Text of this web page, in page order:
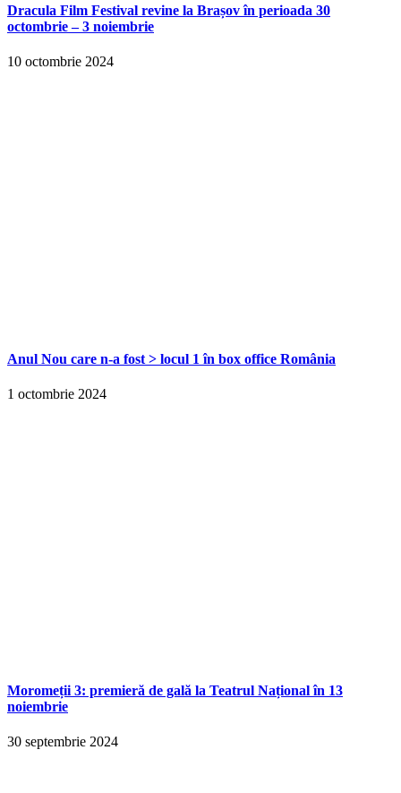
Dracula Film Festival revine la Brașov în perioada 30
octombrie – 3 noiembrie
10 octombrie 2024
Anul Nou care n-a fost > locul 1 în box office România
1 octombrie 2024
Moromeții 3: premieră de gală la Teatrul Național în 13
noiembrie
30 septembrie 2024